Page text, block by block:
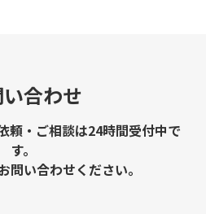
合わせ
頼・ご相談は24時間受付中で
す。
問い合わせください。